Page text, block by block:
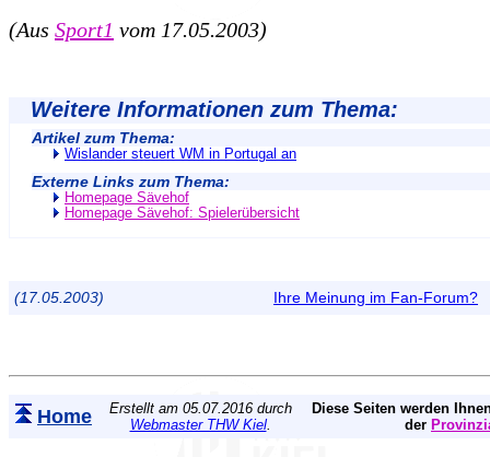
(Aus Sport1 vom 17.05.2003)
Weitere Informationen zum Thema:
Artikel zum Thema:
Wislander steuert WM in Portugal an
Externe Links zum Thema:
Homepage Sävehof
Homepage Sävehof: Spielerübersicht
(17.05.2003) Ihre Meinung im Fan-Forum?
Home
Erstellt am 05.07.2016 durch
Webmaster THW Kiel.
Diese Seiten werden
der